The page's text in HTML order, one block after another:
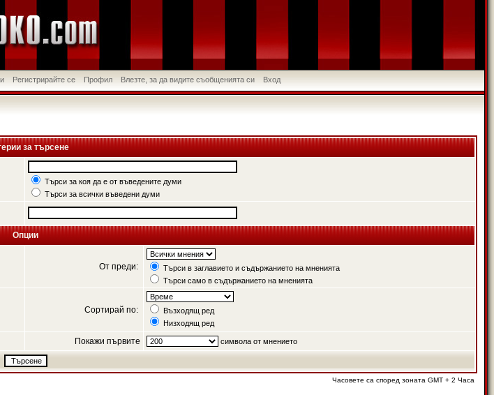
Регистрирайте се Профил Влезте, за да видите съобщенията си Вход
за търсене
Търси за коя да е от въведените думи
Търси за всички въведени думи
Опции
От преди:
Търси в заглавието и съдържанието на мненията
Търси само в съдържанието на мненията
Сортирай по:
Възходящ ред
Низходящ ред
Покажи първите символа от мнението
Часовете са според зоната GMT + 2 Часа